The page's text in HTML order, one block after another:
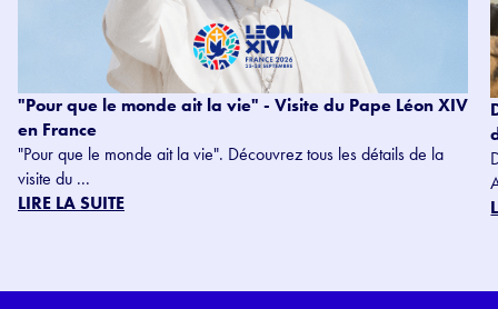
"Pour que le monde ait la vie" - Visite du Pape Léon XIV
en France
"Pour que le monde ait la vie". Découvrez tous les détails de la
visite du ...
LIRE LA SUITE